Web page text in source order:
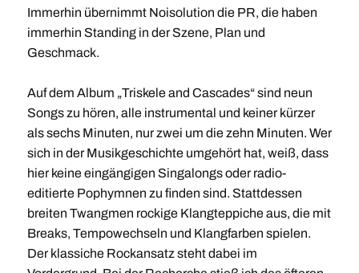
Immerhin übernimmt Noisolution die PR, die haben
immerhin Standing in der Szene, Plan und
Geschmack.
Auf dem Album „Triskele and Cascades“ sind neun
Songs zu hören, alle instrumental und keiner kürzer
als sechs Minuten, nur zwei um die zehn Minuten. Wer
sich in der Musikgeschichte umgehört hat, weiß, dass
hier keine eingängigen Singalongs oder radio-
editierte Pophymnen zu finden sind. Stattdessen
breiten Twangmen rockige Klangteppiche aus, die mit
Breaks, Tempowechseln und Klangfarben spielen.
Der klassiche Rockansatz steht dabei im